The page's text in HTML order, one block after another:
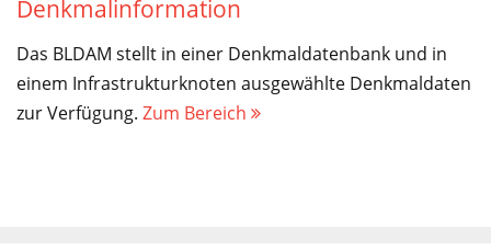
Denkmalinformation
Das BLDAM stellt in einer Denkmaldatenbank und in
einem Infrastrukturknoten ausgewählte Denkmaldaten
zur Verfügung. Zum Bereich